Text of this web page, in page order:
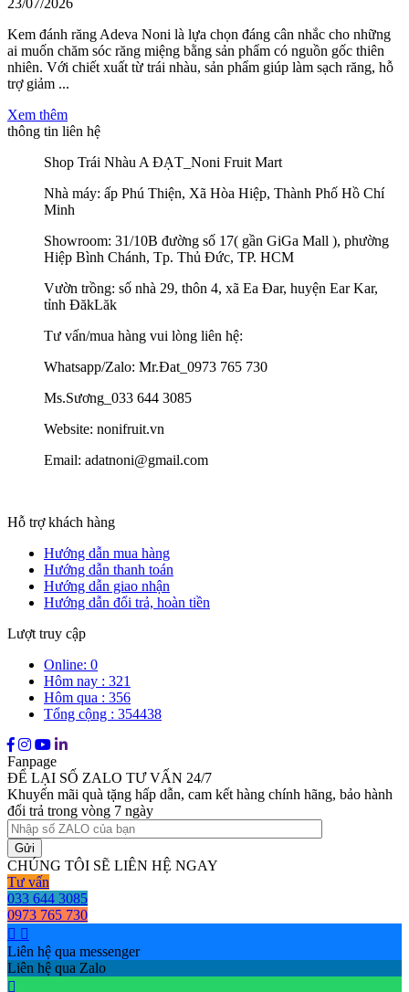
23/07/2026
Kem đánh răng Adeva Noni là lựa chọn đáng cân nhắc cho những
ai muốn chăm sóc răng miệng bằng sản phẩm có nguồn gốc thiên
nhiên. Với chiết xuất từ trái nhàu, sản phẩm giúp làm sạch răng, hỗ
trợ giảm ...
Xem thêm
thông tin liên hệ
Shop Trái Nhàu A ĐẠT_Noni Fruit Mart
Nhà máy: ấp Phú Thiện, Xã Hòa Hiệp, Thành Phố Hồ Chí
Minh
Showroom: 31/10B đường số 17( gần GiGa Mall ), phường
Hiệp Bình Chánh, Tp. Thủ Đức, TP. HCM
Vườn trồng: số nhà 29, thôn 4, xã Ea Đar, huyện Ear Kar,
tỉnh ĐăkLăk
Tư vấn/mua hàng vui lòng liên hệ:
Whatsapp/Zalo: Mr.Đat_0973 765 730
Ms.Sương_033 644 3085
Website: nonifruit.vn
Email: adatnoni@gmail.com
Hỗ trợ khách hàng
Hướng dẫn mua hàng
Hướng dẫn thanh toán
Hướng dẫn giao nhận
Hướng dẫn đổi trả, hoàn tiền
Lượt truy cập
Online: 0
Hôm nay : 321
Hôm qua : 356
Tổng cộng : 354438
Fanpage
ĐỂ LẠI SỐ ZALO TƯ VẤN 24/7
Khuyến mãi quà tặng hấp dẫn, cam kết hàng chính hãng, bảo hành
đổi trả trong vòng 7 ngày
CHÚNG TÔI SẼ LIÊN HỆ NGAY
Tư vấn
033 644 3085
0973 765 730
Liên hệ qua messenger
Liên hệ qua Zalo